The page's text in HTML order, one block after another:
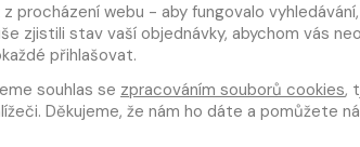
Odstoupení od smlouvy
procházení webu - aby fungovalo
zjistili stav vaší objednávky, abychom vás
přihlašovat.
souhlas se zpracováním souborů cookies,
Děkujeme, že nám ho dáte a pomůžete